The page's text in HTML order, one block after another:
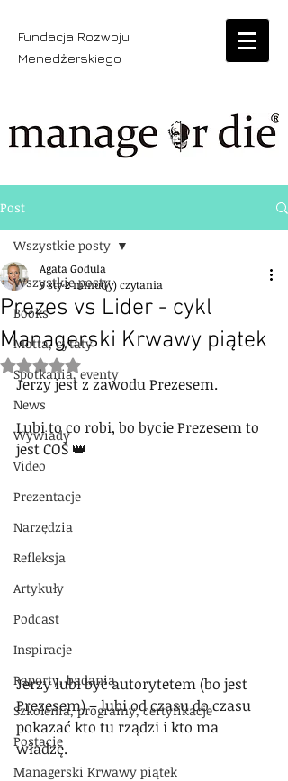
Fundacja Rozwoju
Menedżerskiego
Post
Wszystkie posty
Books
Motta, cytaty
Spotkania, eventy
News
Wywiady
Video
Prezentacje
Narzędzia
Refleksja
Artykuły
Podcast
Inspiracje
Raporty, badania
Szkolenia, programy, certyfikacje
Postacie
Managerski Krwawy piątek
Wszystkie posty
Prezes vs Lider - cykl
Managerski Krwawy piątek
Agata Godula
9 sty2 minut(y) czytania
Oceniono na NaN z 5 gwiazdek.
Jerzy jest z zawodu Prezesem.
Lubi to co robi, bo bycie Prezesem to
jest COŚ 👑
Jerzy lubi być autorytetem (bo jest
Prezesem) – lubi od czasu do czasu
pokazać kto tu rządzi i kto ma
władzę.